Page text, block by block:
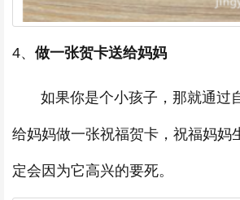
4、 做一张贺卡送给妈妈
如果你是个小孩子，那就通过
给妈妈做一张祝福贺卡，祝福妈妈
定会因为它高兴的要死。